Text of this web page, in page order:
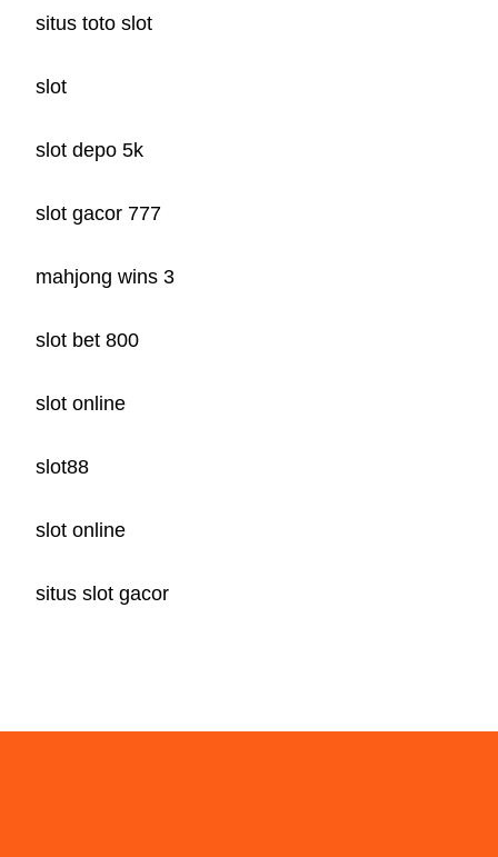
situs toto slot
slot
slot depo 5k
slot gacor 777
mahjong wins 3
slot bet 800
slot online
slot88
slot online
situs slot gacor